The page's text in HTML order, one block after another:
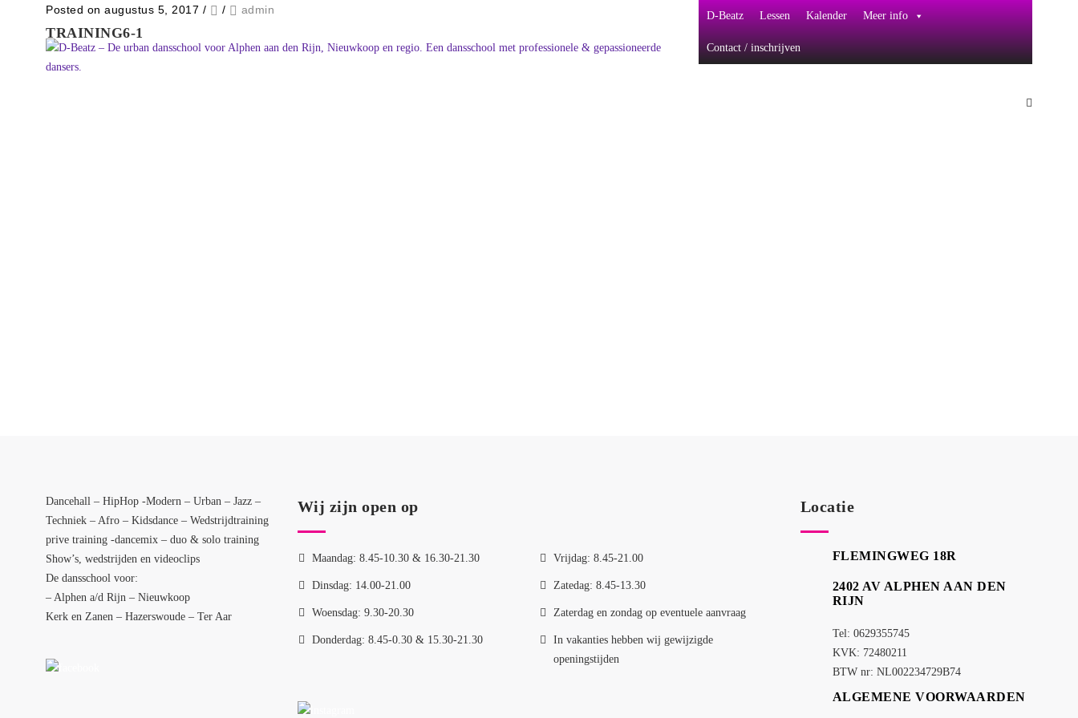
D-Beatz Lessen Kalender Meer info
Contact / inschrijven
Posted on augustus 5, 2017 / / admin
TRAINING6-1
Dancehall – HipHop -Modern – Urban – Jazz –
Techniek – Afro – Kidsdance – Wedstrijdtraining
prive training -dancemix – duo & solo training
Show’s, wedstrijden en videoclips
De dansschool voor:
– Alphen a/d Rijn – Nieuwkoop
Kerk en Zanen – Hazerswoude – Ter Aar
Wij zijn open op
Maandag: 8.45-10.30 & 16.30-21.30
Dinsdag: 14.00-21.00
Woensdag: 9.30-20.30
Donderdag: 8.45-0.30 & 15.30-21.30
Vrijdag: 8.45-21.00
Zatedag: 8.45-13.30
Zaterdag en zondag op eventuele aanvraag
In vakanties hebben wij gewijzigde
openingstijden
Locatie
FLEMINGWEG 18R
2402 AV ALPHEN AAN DEN
RIJN
Tel: 0629355745
KVK: 72480211
BTW nr: NL002234729B74
ALGEMENE VOORWAARDEN